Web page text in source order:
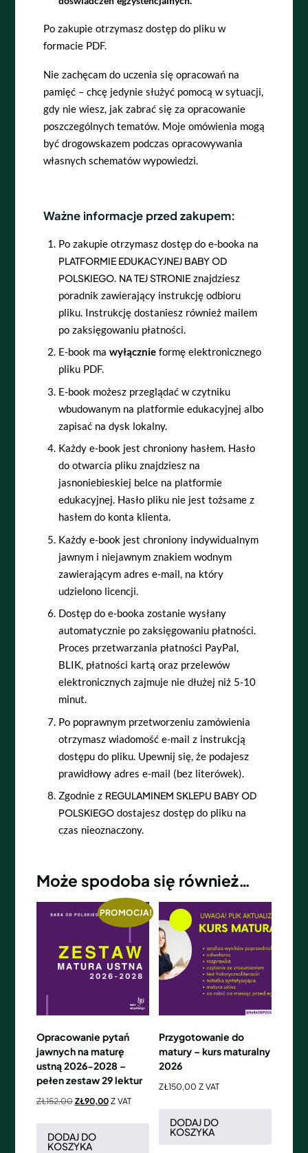
Po zakupie otrzymasz dostęp do pliku w
formacie PDF.
Nie zachęcam do uczenia się opracowań na
pamięć – chcę jedynie służyć pomocą w sytuacji,
gdy nie wiesz, jak zabrać się za opracowanie
poszczególnych tematów. Moje omówienia mogą
być drogowskazem podczas opracowywania
własnych schematów wypowiedzi.
Ważne informacje przed zakupem:
Po zakupie otrzymasz dostęp do e-booka na
PLATFORMIE EDUKACYJNEJ BABY OD
POLSKIEGO. NA TEJ STRONIE znajdziesz
poradnik zawierający instrukcję odbioru
pliku. Instrukcję dostaniesz również mailem
po zaksięgowaniu płatności.
E-book mawyłącznie formę elektronicznego
pliku PDF.
E-book możesz przeglądać w czytniku
wbudowanym na platformie edukacyjnej albo
zapisać na dysk lokalny.
Każdy e-book jest chroniony hasłem. Hasło
do otwarcia pliku znajdziesz na
jasnoniebieskiej belce na platformie
edukacyjnej. Hasło pliku nie jest tożsame z
hasłem do konta klienta.
Każdy e-book jest chroniony indywidualnym
jawnym i niejawnym znakiem wodnym
zawierającym adres e-mail, na który
udzielono licencji.
Dostęp do e-booka zostanie wysłany
automatycznie po zaksięgowaniu płatności.
Proces przetwarzania płatności PayPal,
BLIK, płatności kartą oraz przelewów
elektronicznych zajmuje nie dłużej niż 5-10
minut.
Po poprawnym przetworzeniu zamówienia
otrzymasz wiadomość e-mail z instrukcją
dostępu do pliku. Upewnij się, że podajesz
prawidłowy adres e-mail (bez literówek).
Zgodnie z REGULAMINEM SKLEPU BABY OD
POLSKIEGO dostajesz dostęp do pliku na
czas nieoznaczony.
Może spodoba się również…
PROMOCJA!
Opracowanie pytań
jawnych na maturę
ustną 2026-2028 –
pełen zestaw 29 lektur
ZŁ152,00 ZŁ90,00 Z VAT
DODAJ DO
KOSZYKA
Przygotowanie do
matury – kurs maturalny
2026
ZŁ150,00 Z VAT
DODAJ DO
KOSZYKA